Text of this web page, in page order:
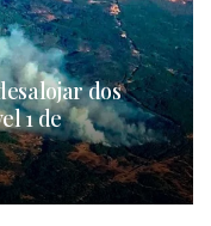
dos
1 de